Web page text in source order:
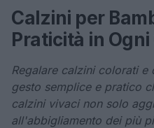
Calzini per
Praticità in
Regalare calzini colorati
gesto semplice e pratico
calzini vivaci non solo
all'abbigliamento dei più